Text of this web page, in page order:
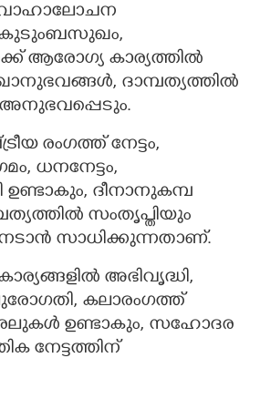
കുടുംബസുഖം,
ആരോഗ്യ കാര്യത്തിൽ
ദാമ്പത്യത്തിൽ
രംഗത്ത് നേട്ടം,
ധനനേട്ടം,
ദീനാനുകമ്പ
സംതൃപ്തിയും
സാധിക്കുന്നതാണ്.
അഭിവൃദ്ധി,
കലാരംഗത്ത്
ഉണ്ടാകും, സഹോദര
നേട്ടത്തിന്